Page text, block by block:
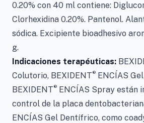
0.20% con 40 ml contiene:
Clorhexidina 0.20%. Pantenol.
sódica. Excipiente bioadhesivo
g.
Indicaciones terapéuticas:
Colutorio, BEXIDENT® ENCÍAS
BEXIDENT® ENCÍAS Spray están
control de la placa
ENCÍAS Gel Dentífrico, como